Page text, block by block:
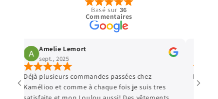
Basé sur 36
Commentaires
Amelie Lemort
sept., 2025
Déjà plusieurs commandes passées chez
Kamélioo et comme à chaque fois je suis tres
Parfait